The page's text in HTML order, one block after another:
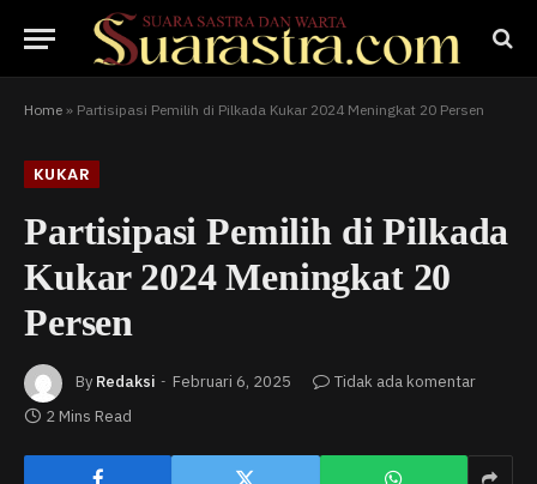
Home » Partisipasi Pemilih di Pilkada Kukar 2024 Meningkat 20 Persen
KUKAR
Partisipasi Pemilih di Pilkada
Kukar 2024 Meningkat 20
Persen
By Redaksi Februari 6, 2025
Tidak ada komentar
2 Mins Read